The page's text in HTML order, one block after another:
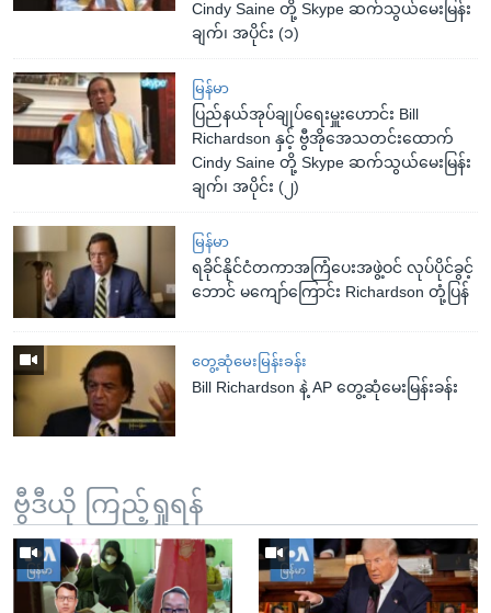
Cindy Saine တို့ Skype ဆက်သွယ်မေးမြန်း
ချက်၊ အပိုင်း (၁)
မြန်မာ
ပြည်နယ်အုပ်ချုပ်ရေးမှူးဟောင်း Bill
Richardson နှင့် ဗွီအိုအေသတင်းထောက်
Cindy Saine တို့ Skype ဆက်သွယ်မေးမြန်း
ချက်၊ အပိုင်း (၂)
မြန်မာ
ရခိုင်နိုင်ငံတကာအကြံပေးအဖွဲ့ဝင် လုပ်ပိုင်ခွင့်
ဘောင် မကျော်ကြောင်း Richardson တုံ့ပြန်
တွေ့ဆုံမေးမြန်းခန်း
Bill Richardson နဲ့ AP တွေ့ဆုံမေးမြန်းခန်း
ဗွီဒီယို ကြည့်ရှုရန်